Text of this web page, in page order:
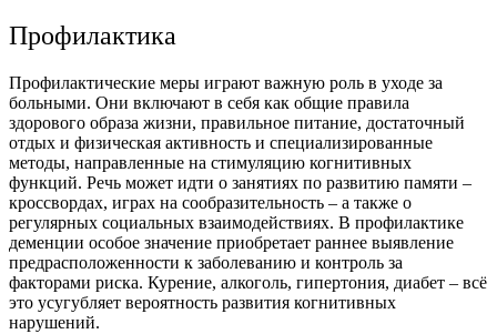
Профилактика
Профилактические меры играют важную роль в уходе за
больными. Они включают в себя как общие правила
здорового образа жизни, правильное питание, достаточный
отдых и физическая активность и специализированные
методы, направленные на стимуляцию когнитивных
функций. Речь может идти о занятиях по развитию памяти –
кроссвордах, играх на сообразительность – а также о
регулярных социальных взаимодействиях. В профилактике
деменции особое значение приобретает раннее выявление
предрасположенности к заболеванию и контроль за
факторами риска. Курение, алкоголь, гипертония, диабет – всё
это усугубляет вероятность развития когнитивных
нарушений.